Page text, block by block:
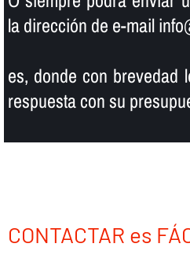
la dirección de e-mail
es, donde con brevedad
respuesta con su
CONTACTAR es